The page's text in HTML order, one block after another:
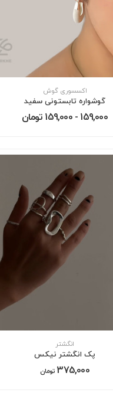
اکسسوری گوش
گوشواره تابستونی سفید
159,000 - 159,000 تومان
انگشتر
پک انگشتر نیکس
375,000 تومان